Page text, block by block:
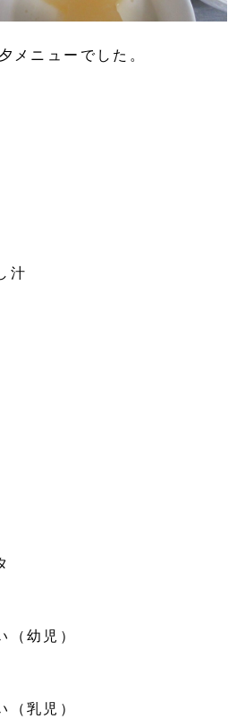
メニューでした。
汁
幼児）
乳児）